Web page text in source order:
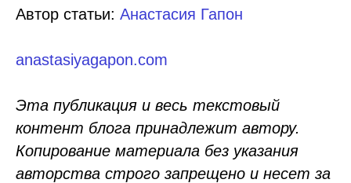
Автор статьи: Анастасия Гапон
anastasiyagapon.com
Эта публикация и весь текстовый
контент блога принадлежит автору.
Копирование материала без указания
авторства строго запрещено и несет за